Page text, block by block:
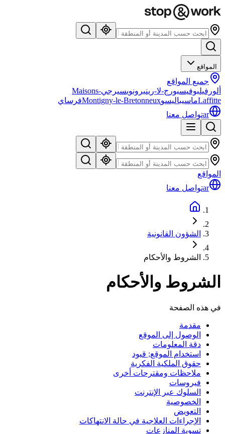
المواقع
جميع المواقع
ألورفيلبوفيسبورج-لا-رينبرونويسيرجيMaisons-
LaffitteماسيباليسوMontigny-le-Bretonneuxفرساي
arتواصل معنا
المواقع
arتواصل معنا
الشؤون القانونية
الشروط والأحكام
الشروط والأحكام
في هذه الصفحة
مقدمة
الوصول إلى الموقع
دقة المعلومات
استخدام الموقع; قيود
حقوق الملكية الفكرية
ملاحظات ومقترحات أخرى
فيروسات
السلوك عبر الإنترنت
الخصوصية
التعويض
الإجراءات العلاجية في حالة الانتهاكات
تسوية المنازعات